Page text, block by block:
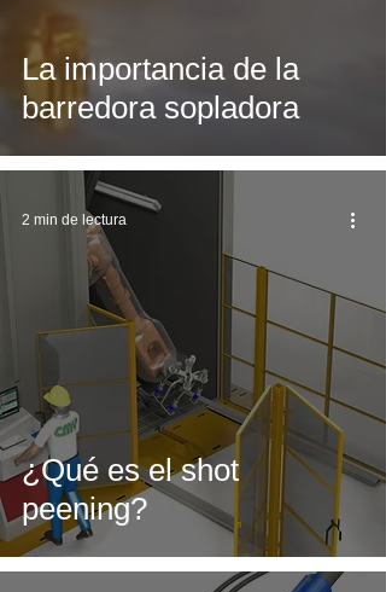
La importancia de la
barredora sopladora
¿Qué es el shot
peening?
2 min de lectura